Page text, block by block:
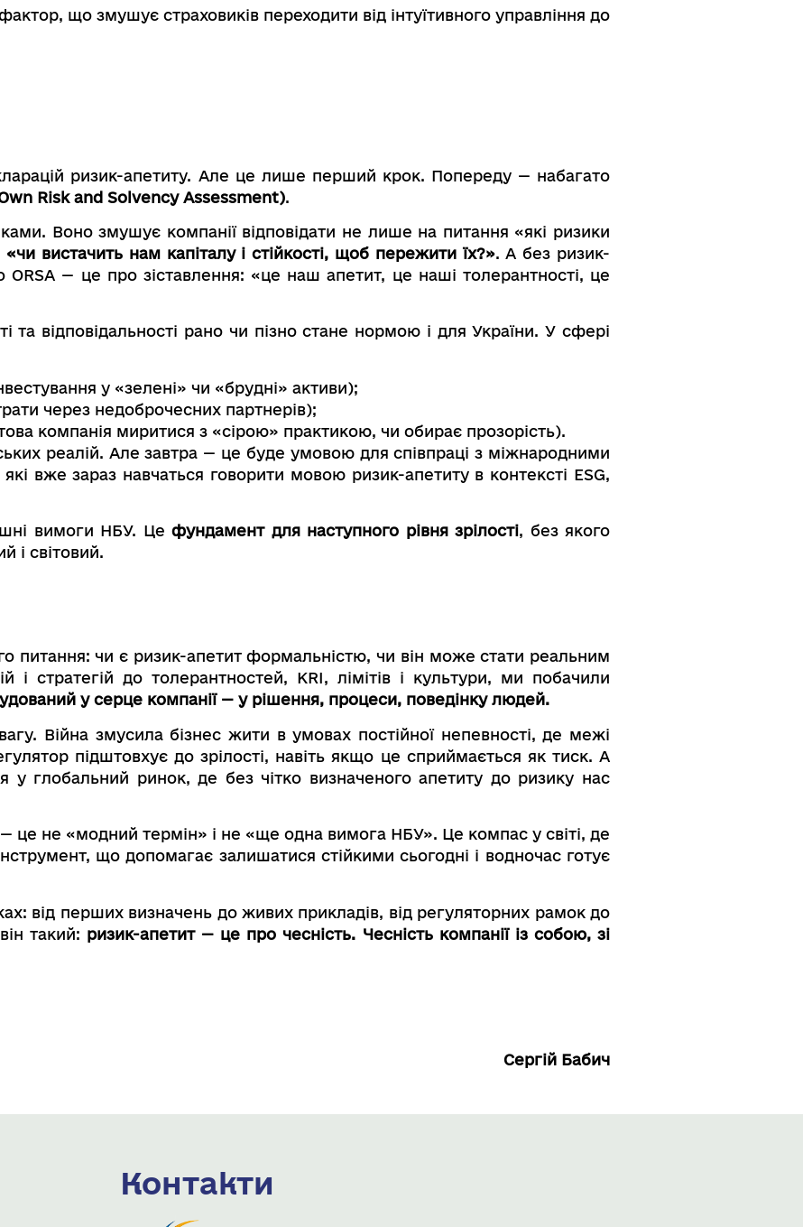
що змушує страховиків переходити від інтуїтивного управління до
ризик-апетиту. Але це лише перший крок. Попереду — набагато
Risk and Solvency Assessment).
Воно змушує компанії відповідати не лише на питання «які ризики
«чи вистачить нам капіталу і стійкості, щоб пережити їх?». А без ризик-
— це про зіставлення: «це наш апетит, це наші толерантності, це
та відповідальності рано чи пізно стане нормою і для України. У сфері
у «зелені» чи «брудні» активи);
через недоброчесних партнерів);
компанія миритися з «сірою» практикою, чи обирає прозорість).
реалій. Але завтра — це буде умовою для співпраці з міжнародними
вже зараз навчаться говорити мовою ризик-апетиту в контексті ESG,
вимоги НБУ. Цефундамент для наступного рівня зрілості, без якого
і світовий.
питання: чи є ризик-апетит формальністю, чи він може стати реальним
стратегій до толерантностей, KRI, лімітів і культури, ми побачили
у серце компанії — у рішення, процеси, поведінку людей.
Війна змусила бізнес жити в умовах постійної непевності, де межі
підштовхує до зрілості, навіть якщо це сприймається як тиск. А
у глобальний ринок, де без чітко визначеного апетиту до ризику нас
це не «модний термін» і не «ще одна вимога НБУ». Це компас у світі, де
що допомагає залишатися стійкими сьогодні і водночас готує
від перших визначень до живих прикладів, від регуляторних рамок до
такий: ризик-апетит — це про чесність. Чесність компанії із собою, зі
Сергій Бабич
Контакти